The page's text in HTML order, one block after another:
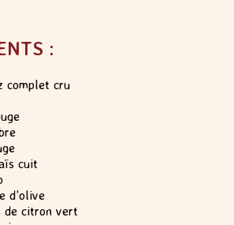
:
complet cru
cuit
d’olive
de citron vert